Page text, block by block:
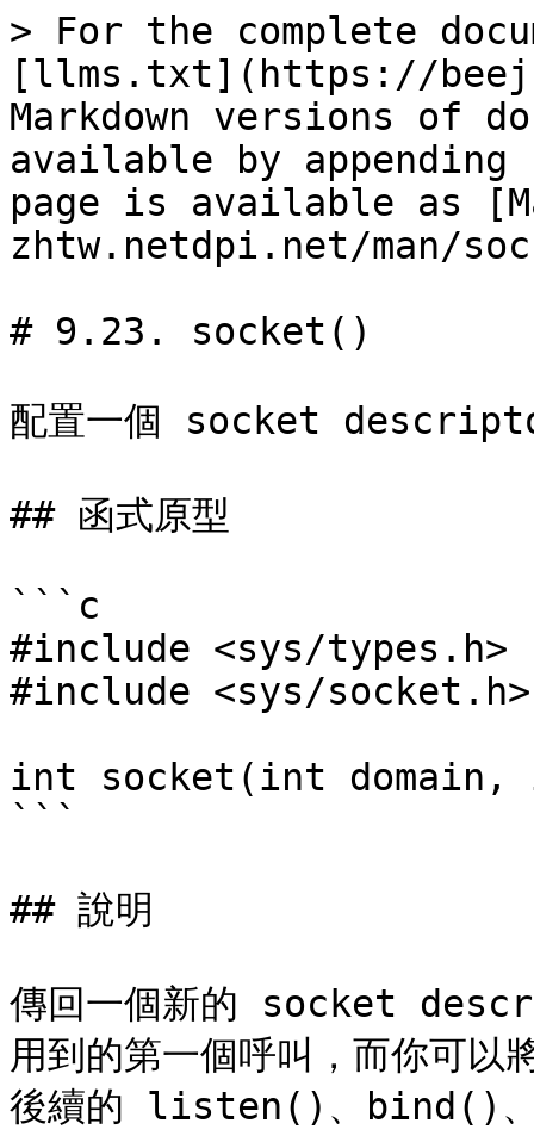
> For the complete
[llms.txt](https://
Markdown versions of
available by
page is available as
zhtw.netdpi.net/man/
# 9.23. socket()
配置一個 socket
## 函式原型
```c
#include <sys/types.h>
#include <sys/socket.h>
int socket(int
```
## 說明
傳回一個新的 socket
用到的第一個呼叫，而你
後續的 listen()、bind()、